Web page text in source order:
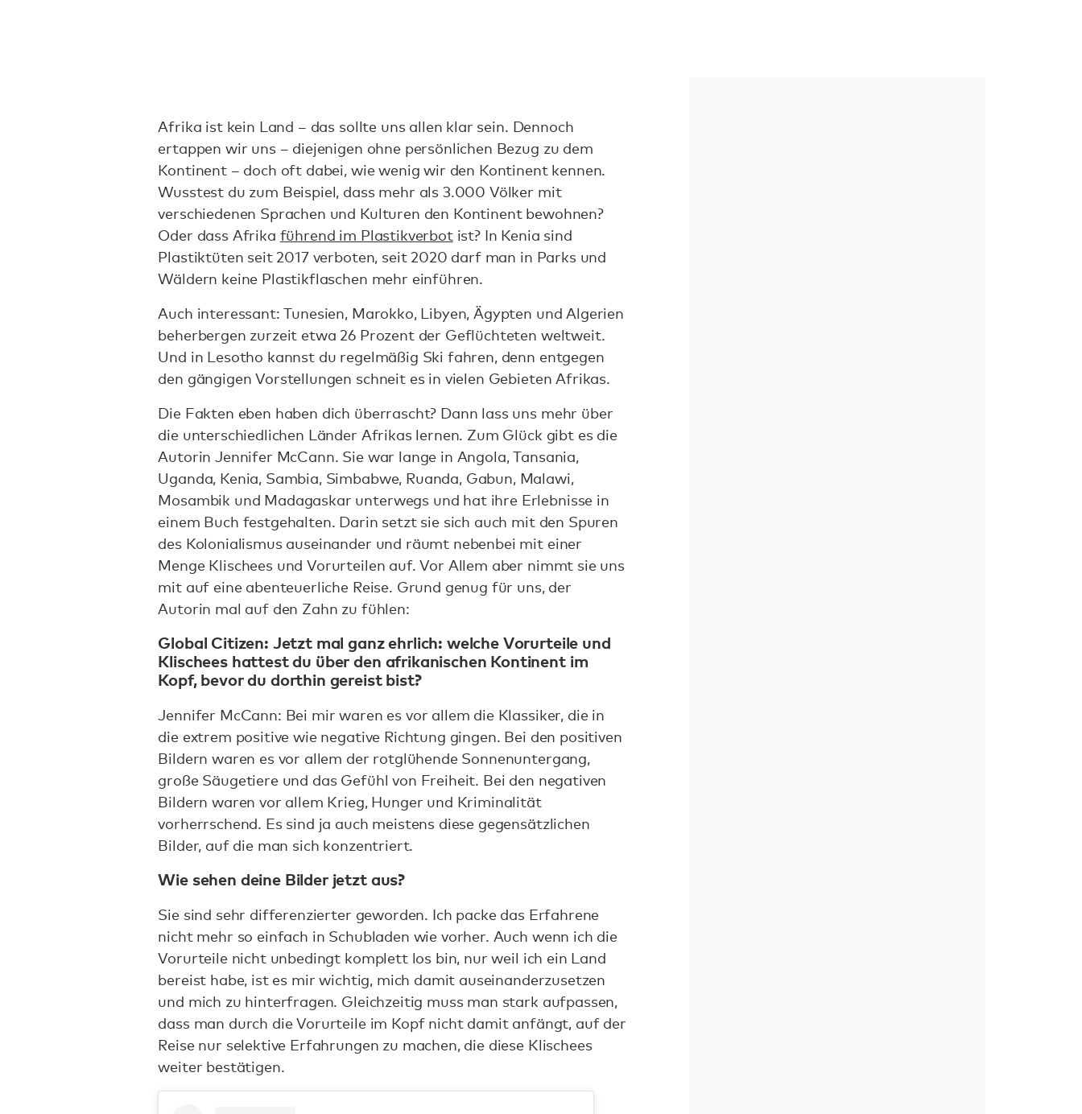
Afrika ist kein Land – das sollte uns allen klar sein. Dennoch
ertappen wir uns – diejenigen ohne persönlichen Bezug zu dem
Kontinent – doch oft dabei, wie wenig wir den Kontinent kennen.
Wusstest du zum Beispiel, dass mehr als 3.000 Völker mit
verschiedenen Sprachen und Kulturen den Kontinent bewohnen?
Oder dass Afrika führend im Plastikverbotist? In Kenia sind
Plastiktüten seit 2017 verboten, seit 2020 darf man in Parks und
Wäldern keine Plastikflaschen mehr einführen.
Auch interessant: Tunesien, Marokko, Libyen, Ägypten und Algerien
beherbergen zurzeit etwa 26 Prozent der Geflüchteten weltweit.
Und in Lesotho kannst du regelmäßig Ski fahren, denn entgegen
den gängigen Vorstellungen schneit es in vielen Gebieten Afrikas.
Die Fakten eben haben dich überrascht? Dann lass uns mehr über
die unterschiedlichen Länder Afrikas lernen. Zum Glück gibt es die
Autorin Jennifer McCann. Sie war lange in Angola, Tansania,
Uganda, Kenia, Sambia, Simbabwe, Ruanda, Gabun, Malawi,
Mosambik und Madagaskar unterwegs und hat ihre Erlebnisse in
einem Buch festgehalten. Darin setzt sie sich auch mit den Spuren
des Kolonialismus auseinander und räumt nebenbei mit einer
Menge Klischees und Vorurteilen auf. Vor Allem aber nimmt sie uns
mit auf eine abenteuerliche Reise. Grund genug für uns, der
Autorin mal auf den Zahn zu fühlen:
Global Citizen: Jetzt mal ganz ehrlich: welche Vorurteile und
Klischees hattest du über den afrikanischen Kontinent im
Kopf, bevor du dorthin gereist bist?
Jennifer McCann: Bei mir waren es vor allem die Klassiker, die in
die extrem positive wie negative Richtung gingen. Bei den positiven
Bildern waren es vor allem der rotglühende Sonnenuntergang,
große Säugetiere und das Gefühl von Freiheit. Bei den negativen
Bildern waren vor allem Krieg, Hunger und Kriminalität
vorherrschend. Es sind ja auch meistens diese gegensätzlichen
Bilder, auf die man sich konzentriert.
Wie sehen deine Bilder jetzt aus?
Sie sind sehr differenzierter geworden. Ich packe das Erfahrene
nicht mehr so einfach in Schubladen wie vorher. Auch wenn ich die
Vorurteile nicht unbedingt komplett los bin, nur weil ich ein Land
bereist habe, ist es mir wichtig, mich damit auseinanderzusetzen
und mich zu hinterfragen. Gleichzeitig muss man stark aufpassen,
dass man durch die Vorurteile im Kopf nicht damit anfängt, auf der
Reise nur selektive Erfahrungen zu machen, die diese Klischees
weiter bestätigen.